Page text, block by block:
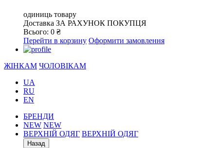
одиниць товару
Доставка ЗА РАХУНОК ПОКУПЦЯ
Всього: 0 ₴
Перейти в корзину Оформити замовлення
ЖІНКАМ ЧОЛОВІКАМ
UA
RU
EN
БРЕНДИ
NEW NEW
ВЕРХНІЙ ОДЯГ ВЕРХНІЙ ОДЯГ
Назад